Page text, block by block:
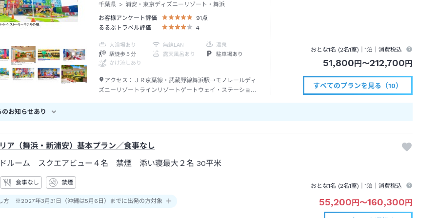
千葉県
浦安・東京ディズニーリゾート・舞浜
お客様アンケート評価
91点
るるぶトラベル評価
4
大浴場あり 無線LAN
温泉
駅徒歩５分
露天風呂あり
駐車場あり
かけ流しあり
アクセス： ＪＲ京葉線・武蔵野線舞浜駅→モノレールディ
ズニーリゾートラインリゾートゲートウェイ・ステーション
おとな1名 (2名1室)｜1泊 ｜消費税込
51,800 円 〜212,700 円
すべてのプランを見る（10）
お知らせあり
ア（舞浜・新浦安）基本プラン／食事なし
ルーム スクエアビュー４名 禁煙 添い寝最大２名 30平米
食事なし 禁煙
方 ※2027年3月31日（沖縄は5月6日）までに出発の方対象
おとな1名 (2名1室)｜1泊 ｜消費税込
55,200円〜160,300円